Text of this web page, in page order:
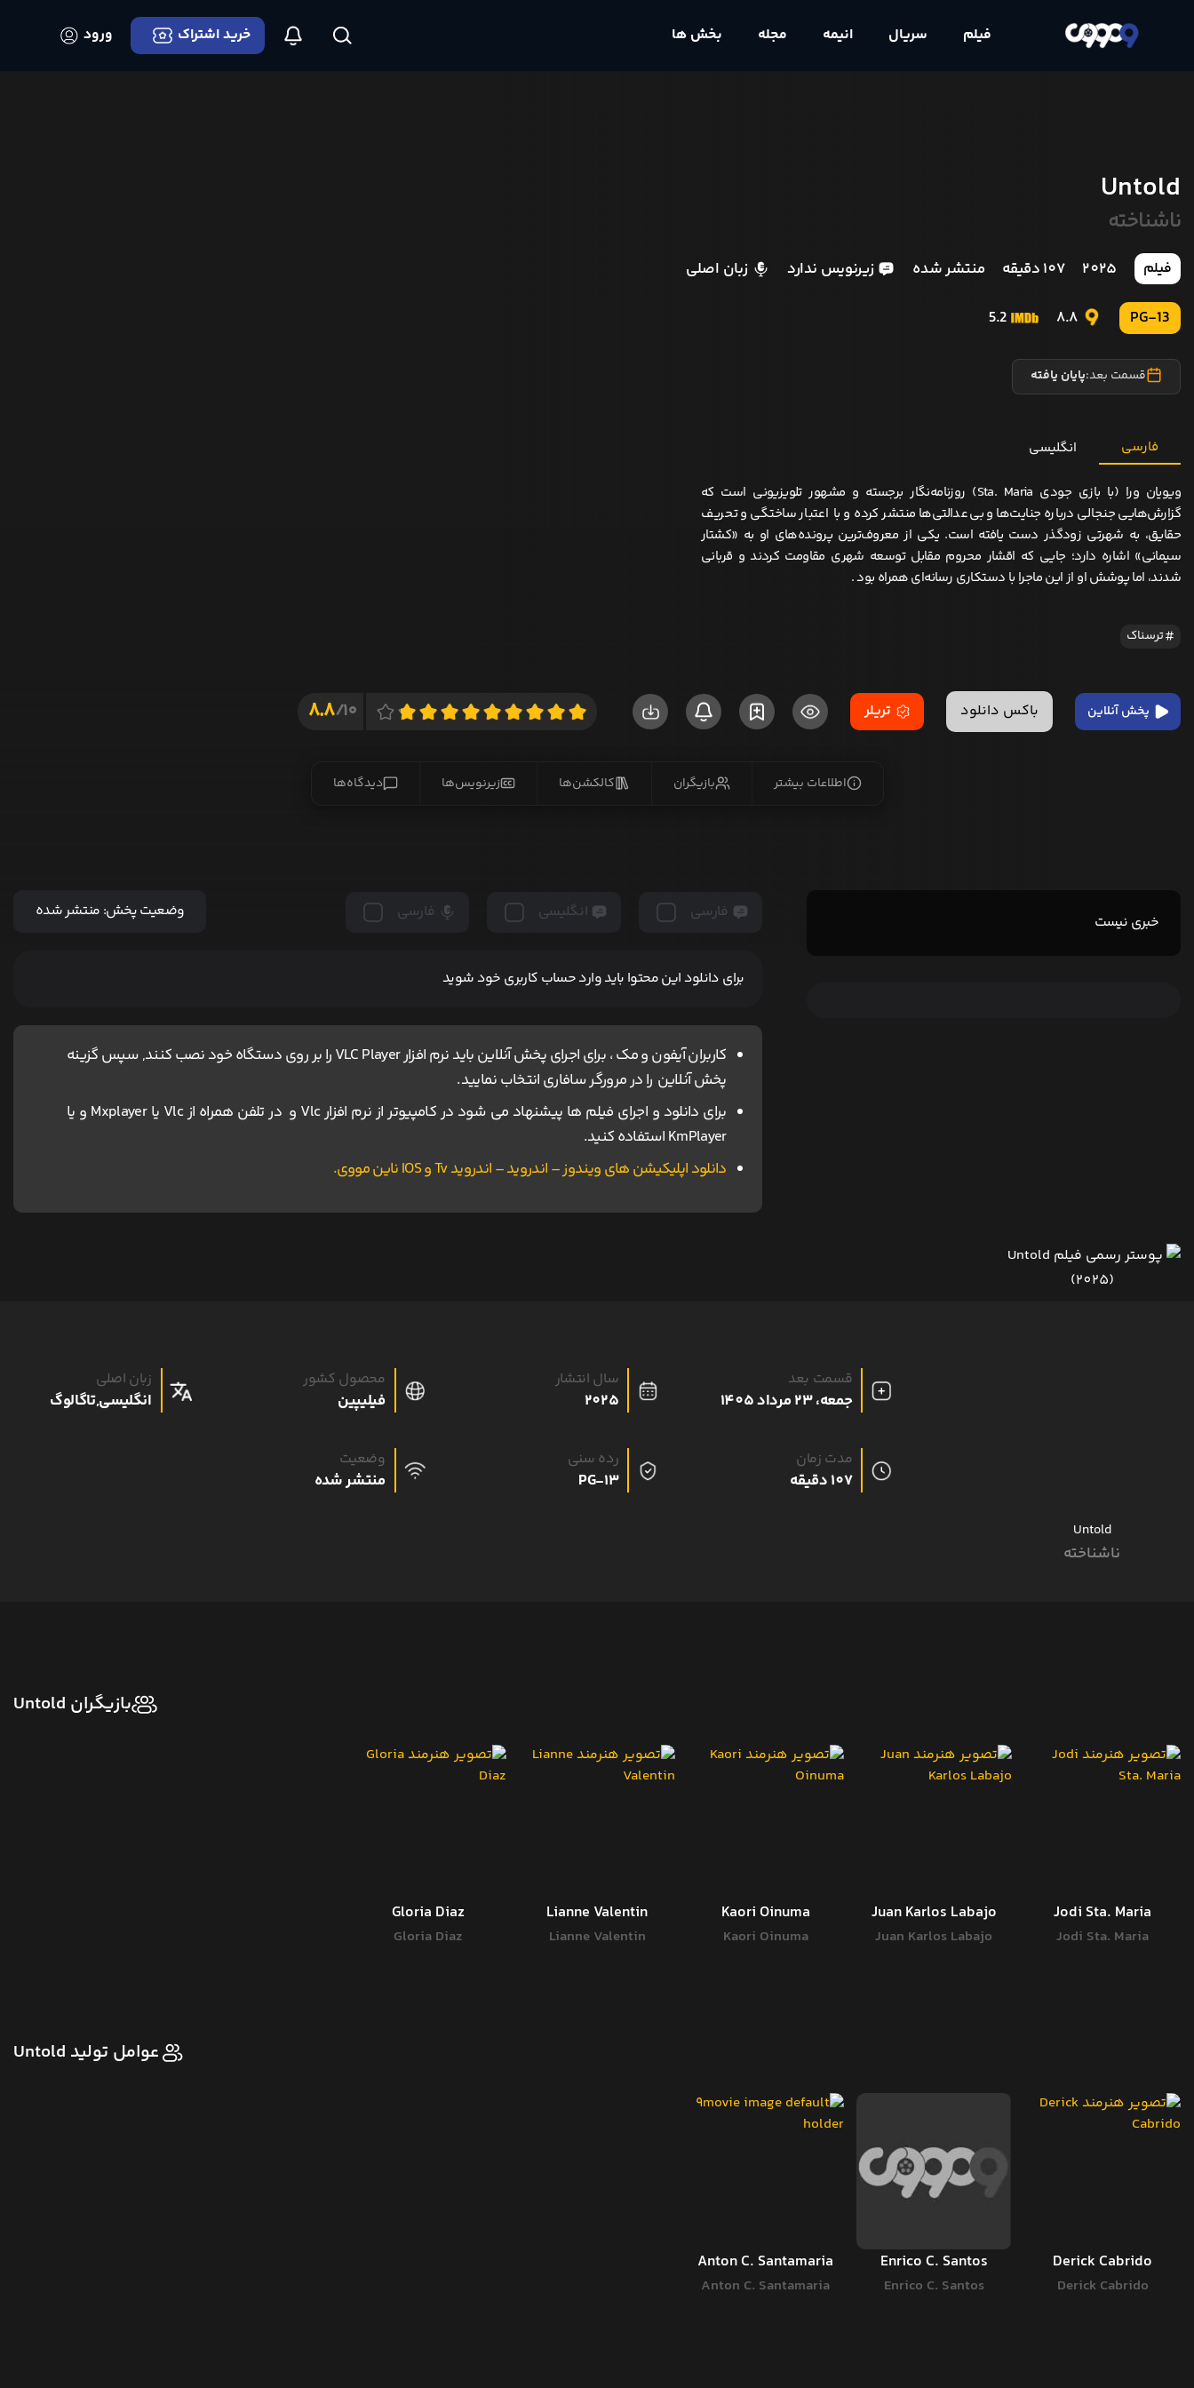
فیلم سریال انیمه مجله بخش ها خرید اشتراک ورود
Untold
ناشناخته
فیلم 2025 107 دقیقه منتشر شده زیرنویس ندارد زبان اصلی
PG-13
8.8
5.2
قسمت بعد:پایان یافته
فارسی انگلیسی
ویویان ورا (با بازی جودی Sta. Maria) روزنامه‌نگار برجسته و مشهور تلویزیونی است که
گزارش‌هایی جنجالی درباره جنایت‌ها و بی‌عدالتی‌ها منتشر کرده و با اعتبار ساختگی و تحریف
حقایق، به شهرتی زودگذر دست یافته است. یکی از معروف‌ترین پرونده‌های او به «کشتار
سیمانی» اشاره دارد؛ جایی که اقشار محروم مقابل توسعه شهری مقاومت کردند و قربانی
شدند، اما پوشش او از این ماجرا با دستکاری رسانه‌ای همراه بود .
ترسناک
پخش آنلاین باکس دانلود تریلر 10/
8.8
اطلاعات بیشتر بازیگران کالکشن‌ها زیرنویس‌ها دیدگاه‌ها
خبری نیست فارسی انگلیسی فارسی وضعیت پخش: منتشر شده
برای دانلود این محتوا باید وارد حساب کاربری خود شوید
کاربران آیفون و مک ، برای اجرای پخش آنلاین باید نرم افزار VLC Player را بر روی دستگاه خود نصب کنند, سپس گزینه
پخش آنلاین را در مرورگر سافاری انتخاب نمایید.
برای دانلود و اجرای فیلم ها پیشنهاد می شود در کامپیوتر از نرم افزار Vlc و در تلفن همراه از Vlc یا Mxplayer و یا
KmPlayer استفاده کنید.
دانلود اپلیکیشن های ویندوز – اندروید – اندروید Tv و IOS ناین مووی.
Untold
ناشناخته
قسمت بعد
جمعه، 23 مرداد 1405
سال انتشار
2025
محصول کشور
فیلیپین
زبان اصلی
انگلیسی,تاگالوگ
مدت زمان
107 دقیقه
رده سنی
PG-13
وضعیت
منتشر شده
بازیگران Untold
Jodi Sta. Maria
Jodi Sta. Maria
Juan Karlos Labajo
Juan Karlos Labajo
Kaori Oinuma
Kaori Oinuma
Lianne Valentin
Lianne Valentin
Gloria Diaz
Gloria Diaz
عوامل تولید Untold
Derick Cabrido
Derick Cabrido
Enrico C. Santos
Enrico C. Santos
Anton C. Santamaria
Anton C. Santamaria